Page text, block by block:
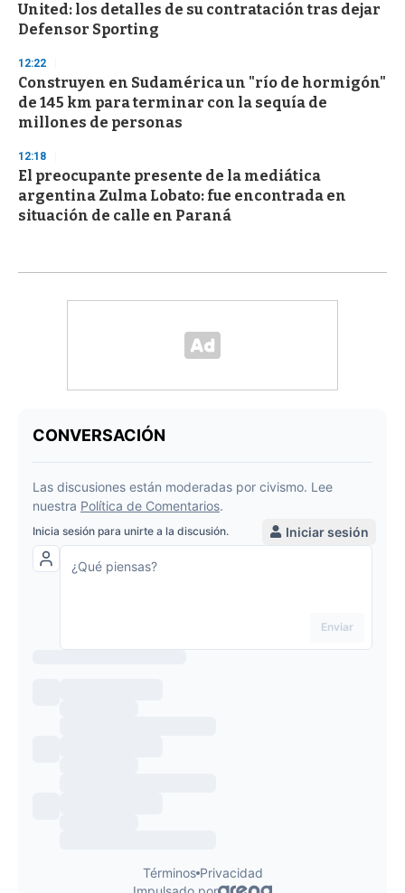
United: los detalles de su contratación tras dejar
Defensor Sporting
12:22
Construyen en Sudamérica un "río de hormigón"
de 145 km para terminar con la sequía de
millones de personas
12:18
El preocupante presente de la mediática
argentina Zulma Lobato: fue encontrada en
situación de calle en Paraná